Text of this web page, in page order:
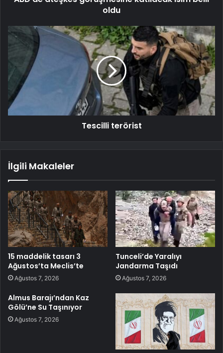
oldu
Tescilli terörist
İlgili Makaleler
15 maddelik tasarı 3
Ağustos’ta Meclis’te
Ağustos 7, 2026
Tunceli’de Yaralıyı
Jandarma Taşıdı
Ağustos 7, 2026
Almus Barajı’ndan Kaz
Gölü’ne Su Taşınıyor
Ağustos 7, 2026